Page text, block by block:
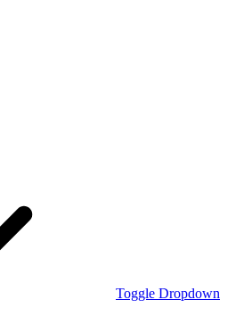
Toggle Dropdown